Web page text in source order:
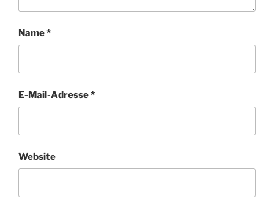
Name*
E-Mail-Adresse*
Website